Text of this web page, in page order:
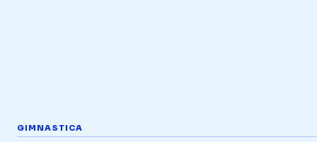
GIMNASTICA